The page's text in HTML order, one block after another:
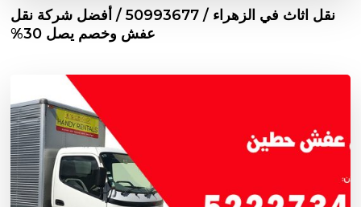
نقل اثاث في الزهراء / 50993677 / أفضل شركة نقل
عفش وخصم يصل 30%